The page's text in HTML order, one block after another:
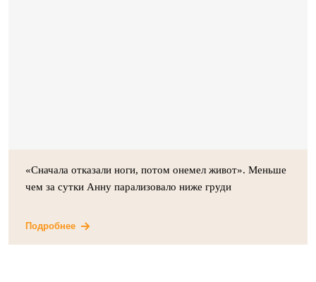
«Сначала отказали ноги, потом онемел живот». Меньше
чем за сутки Анну парализовало ниже груди
Подробнее